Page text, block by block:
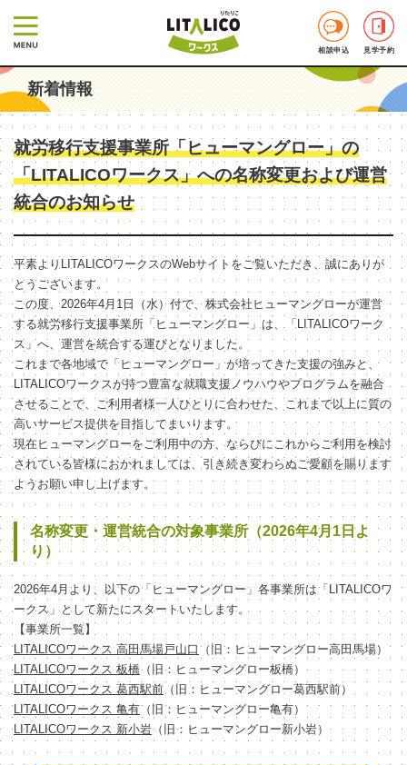
相談申込 見学予約
新着情報
就労移行支援事業所「ヒューマングロー」の
「LITALICOワークス」への名称変更および運営
統合のお知らせ
平素よりLITALICOワークスのWebサイトをご覧いただき、誠にありが
とうございます。
この度、2026年4月1日（水）付で、株式会社ヒューマングローが運営
する就労移行支援事業所「ヒューマングロー」は、「LITALICOワーク
ス」へ、運営を統合する運びとなりました。
これまで各地域で「ヒューマングロー」が培ってきた支援の強みと、
LITALICOワークスが持つ豊富な就職支援ノウハウやプログラムを融合
させることで、ご利用者様一人ひとりに合わせた、これまで以上に質の
高いサービス提供を目指してまいります。
現在ヒューマングローをご利用中の方、ならびにこれからご利用を検討
されている皆様におかれましては、引き続き変わらぬご愛顧を賜ります
ようお願い申し上げます。
名称変更・運営統合の対象事業所（2026年4月1日よ
り）
2026年4月より、以下の「ヒューマングロー」各事業所は「LITALICOワ
ークス」として新たにスタートいたします。
【事業所一覧】
LITALICOワークス 高田馬場戸山口 （旧：ヒューマングロー高田馬場）
LITALICOワークス 板橋（旧：ヒューマングロー板橋）
LITALICOワークス 葛西駅前 （旧：ヒューマングロー葛西駅前）
LITALICOワークス 亀有（旧：ヒューマングロー亀有）
LITALICOワークス 新小岩（旧：ヒューマングロー新小岩）